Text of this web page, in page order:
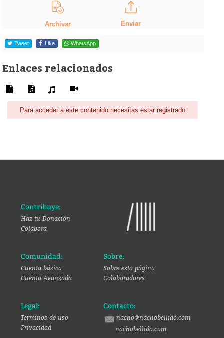
Archivar Enviar
Tweet Like WhatsApp
Enlaces relacionados
Para acceder a este contenido necesitas estar registrado
Contribuye:
Haz tu Donación
Colabora
Comunidad:
Cuenta básica
Cuenta Avanzada
Sobre:
Sobre esta página
Colaboradores
Legal:
Terminos de uso
Privacidad
Contacto:
nacho@nachobellido.com
nachobellido.com